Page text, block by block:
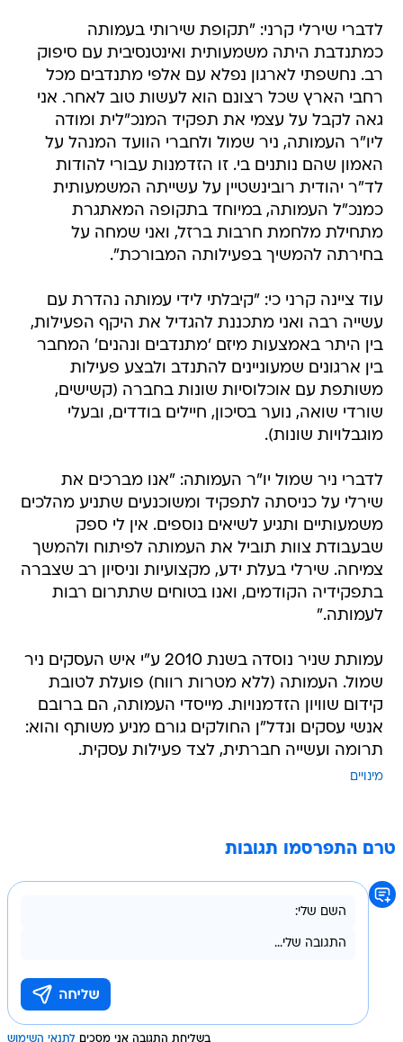
לדברי שירלי קרני: "תקופת שירותי בעמותה
כמתנדבת היתה משמעותית ואינטנסיבית עם סיפוק
רב. נחשפתי לארגון נפלא עם אלפי מתנדבים מכל
רחבי הארץ שכל רצונם הוא לעשות טוב לאחר. אני
גאה לקבל על עצמי את תפקיד המנכ"לית ומודה
ליו"ר העמותה, ניר שמול ולחברי הוועד המנהל על
האמון שהם נותנים בי. זו הזדמנות עבורי להודות
לד"ר יהודית רובינשטיין על עשייתה המשמעותית
כמנכ"ל העמותה, במיוחד בתקופה המאתגרת
מתחילת מלחמת חרבות ברזל, ואני שמחה על
בחירתה להמשיך בפעילותה המבורכת".
עוד ציינה קרני כי: "קיבלתי לידי עמותה נהדרת עם
עשייה רבה ואני מתכננת להגדיל את היקף הפעילות,
בין היתר באמצעות מיזם 'מתנדבים ונהנים' המחבר
בין ארגונים שמעוניינים להתנדב ולבצע פעילות
משותפת עם אוכלוסיות שונות בחברה (קשישים,
שורדי שואה, נוער בסיכון, חיילים בודדים, ובעלי
מוגבלויות שונות).
לדברי ניר שמול יו"ר העמותה: "אנו מברכים את
שירלי על כניסתה לתפקיד ומשוכנעים שתניע מהלכים
משמעותיים ותגיע לשיאים נוספים. אין לי ספק
שבעבודת צוות תוביל את העמותה לפיתוח ולהמשך
צמיחה. שירלי בעלת ידע, מקצועיות וניסיון רב שצברה
בתפקידיה הקודמים, ואנו בטוחים שתתרום רבות
לעמותה."
עמותת שניר נוסדה בשנת 2010 ע"י איש העסקים ניר
שמול. העמותה (ללא מטרות רווח) פועלת לטובת
קידום שוויון הזדמנויות. מייסדי העמותה, הם ברובם
אנשי עסקים ונדל"ן החולקים גורם מניע משותף והוא:
תרומה ועשייה חברתית, לצד פעילות עסקית.
מינויים
טרם התפרסמו תגובות
בשליחת התגובה אני מסכים לתנאי השימוש